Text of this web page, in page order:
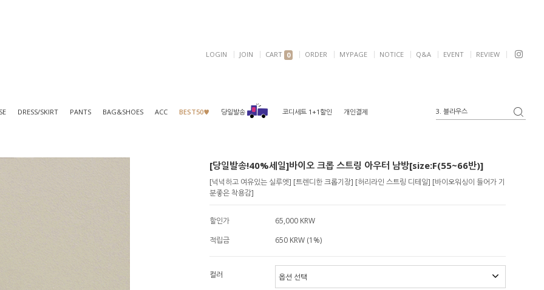
NOTICE Q&A EVENT REVIEW
LOGIN JOIN CART 0 ORDER MYPAGE
DRESS/SKIRT PANTS BAG&SHOES ACC BEST50♥ 당일발송 코디세트 1+1할인 개인결제
3. 블라우스
1. 원피스
2. 가디건
[당일발송!40%세일]바이오 크롭 스트링 아우터 남방[size:F(55~66반)]
[넉넉하고 여유있는 실루엣] [트렌디한 크롭기장] [허리라인 스트링 디테일] [바이오워싱이 들어가 기
분좋은 착용감]
할인가
65,000 KRW
적립금
650 KRW (1%)
컬러